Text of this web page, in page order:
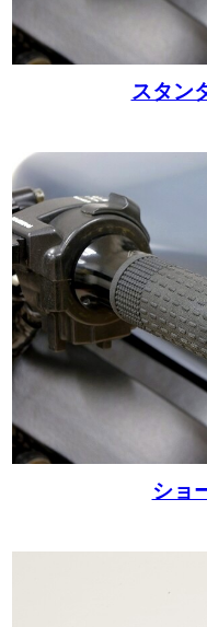
スタン
ショ